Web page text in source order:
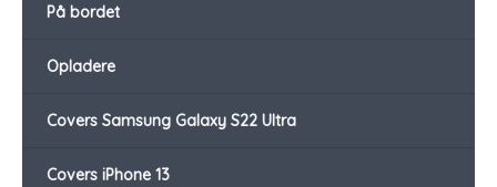
På bordet
Opladere
Covers Samsung Galaxy S22 Ultra
Covers iPhone 13